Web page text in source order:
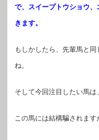
で、スイープトウショウ
きます。
もしかしたら、先輩馬と
ね。
そして今回注目したい馬は
この馬には結構騙されます